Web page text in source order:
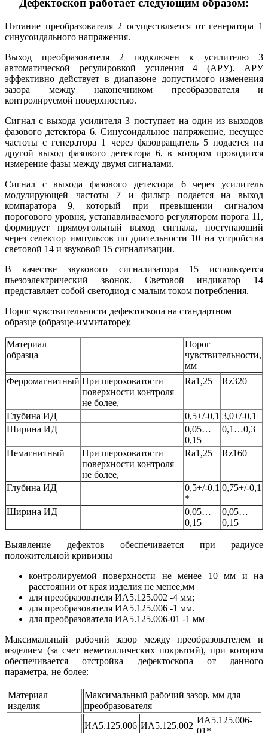
Дефектоскоп работает следующим образом:
Питание преобразователя 2 осуществляется от генератора 1
синусоидального напряжения.
Выход преобразователя 2 подключен к усилителю 3
автоматической регулировкой усиления 4 (АРУ). АРУ
эффективно действует в диапазоне допустимого изменения
зазора между наконечником преобразователя и
контролируемой поверхностью.
Сигнал с выхода усилителя 3 поступает на один из выходов
фазового детектора 6. Синусоидальное напряжение, несущее
частоты с генератора 1 через фазовращатель 5 подается на
другой выход фазового детектора 6, в котором проводится
измерение фазы между двумя сигналами.
Сигнал с выхода фазового детектора 6 через усилитель
модулирующей частоты 7 и фильтр подается на выход
компаратора 9, который при превышении сигналом
порогового уровня, устанавливаемого регулятором порога 11,
формирует прямоугольный выход сигнала, поступающий
через селектор импульсов по длительности 10 на устройства
световой 14 и звуковой 15 сигнализации.
В качестве звукового сигнализатора 15 используется
пьезоэлектрический звонок. Световой индикатор 14
представляет собой светодиод с малым током потребления.
Порог чувствительности дефектоскопа на стандартном
образце (образце-иммитаторе):
Материал
образца
Порог
чувствительности,
мм
Ферромагнитный При шероховатости
поверхности контроля
не более,
Ra1,25 Rz320
Глубина ИД 0,5+/-0,1 3,0+/-0,1
Ширина ИД
0,05…
0,15
0,1…0,3
Немагнитный
При шероховатости
поверхности контроля
не более,
Ra1,25 Rz160
Глубина ИД
0,5+/-0,1
*
0,75+/-0,1
Ширина ИД
0,05…
0,15
0,05…
0,15
Выявление дефектов обеспечивается при радиусе
положительной кривизны
контролируемой поверхности не менее 10 мм и на
расстоянии от края изделия не менее,мм
для преобразователя ИА5.125.002 -4 мм;
для преобразователя ИА5.125.006 -1 мм.
для преобразователя ИА5.125.006-01 -1 мм
Максимальный рабочий зазор между преобразователем и
изделием (за счет неметаллических покрытий), при котором
обеспечивается отстройка дефектоскопа от данного
параметра, не более:
Материал
изделия
Максимальный рабочий зазор, мм для
преобразователя
ИА5.125.006 ИА5.125.002
ИА5.125.006-
01*